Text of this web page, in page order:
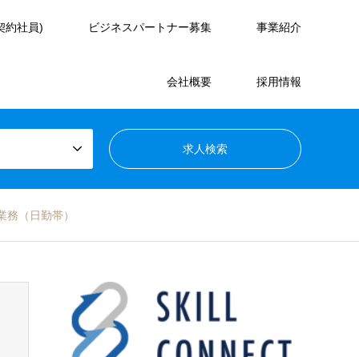
約社員) ビジネスパートナー募集 事業紹介
会社概要 採用情報
（日勤帯）